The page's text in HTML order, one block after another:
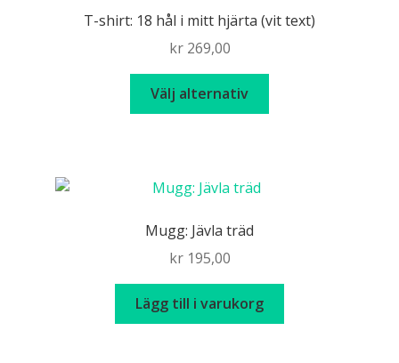
T-shirt: 18 hål i mitt hjärta (vit text)
kr269,00
Välj alternativ
kan
på
Mugg: Jävla träd
kr195,00
Lägg till i varukorg